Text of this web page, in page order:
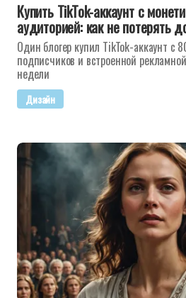
Купить TikTok-аккаунт с
аудиторией: как не потерять
Один блогер купил TikTok-аккаунт с
подписчиков и встроенной
недели
Дизайн